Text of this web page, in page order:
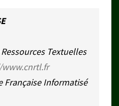
Textuelles
Française Informatisé